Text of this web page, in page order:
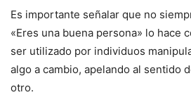
Es importante señalar que no
«Eres una buena persona» lo hace
ser utilizado por individuos
algo a cambio, apelando al sentido
otro.